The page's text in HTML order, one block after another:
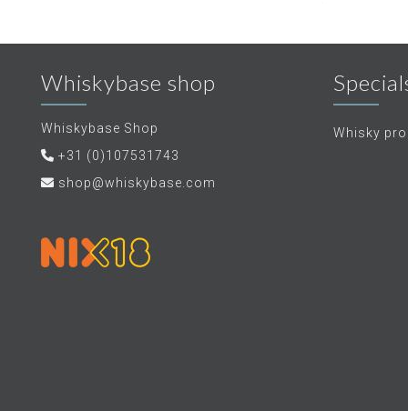
Whiskybase shop
Whiskybase Shop
+31 (0)107531743
shop@whiskybase.com
Whisky